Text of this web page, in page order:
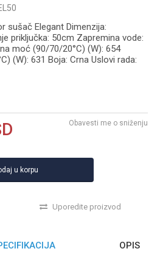
sušač Elegant Dimenzija:
priključka: 50cm Zapremina vode:
moć (90/70/20°C) (W): 654
(W): 631 Boja: Crna Uslovi rada:
Obavesti me o sniženju
u korpu
Uporedite proizvod
OPIS